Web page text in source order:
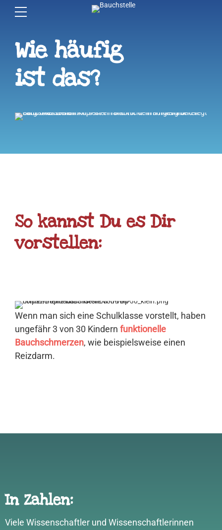
Wie häufig
ist das?
So kannst Du es Dir
vorstellen:
Wenn man sich eine Schulklasse vorstellt, haben
ungefähr 3 von 30 Kindern funktionelle
Bauchschmerzen, wie beispielsweise einen
Reizdarm.
In Zahlen:
Viele Wissenschaftler und Wissenschaftlerinnen